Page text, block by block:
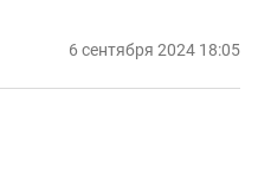
6 сентября 2024 18:05